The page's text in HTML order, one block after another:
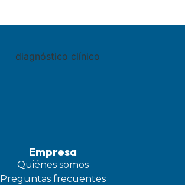
Empresa
Quiénes somos
Preguntas frecuentes